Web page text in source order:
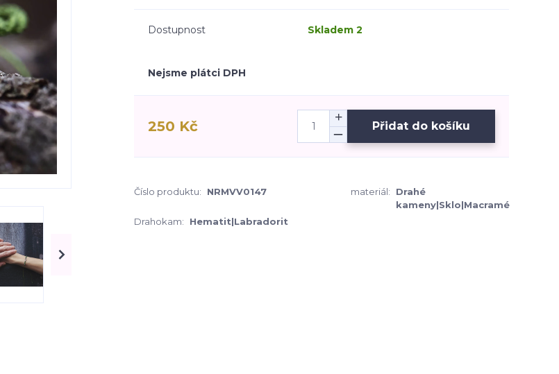
Dostupnost Skladem 2
Nejsme plátci DPH
250 Kč Přidat do košíku
Číslo produktu: NRMVV0147 materiál:
Drahé
kameny|Sklo|Macramé
Drahokam:
Hematit|Labradorit